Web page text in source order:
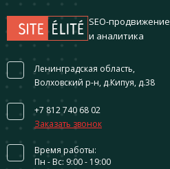
SEO-продвижение
и аналитика
Ленинградская область,
Волховский р-н, д.Кипуя, д.38
+7 812 740 68 02
Заказать звонок
Время работы:
Пн - Вс: 9:00 - 19:00